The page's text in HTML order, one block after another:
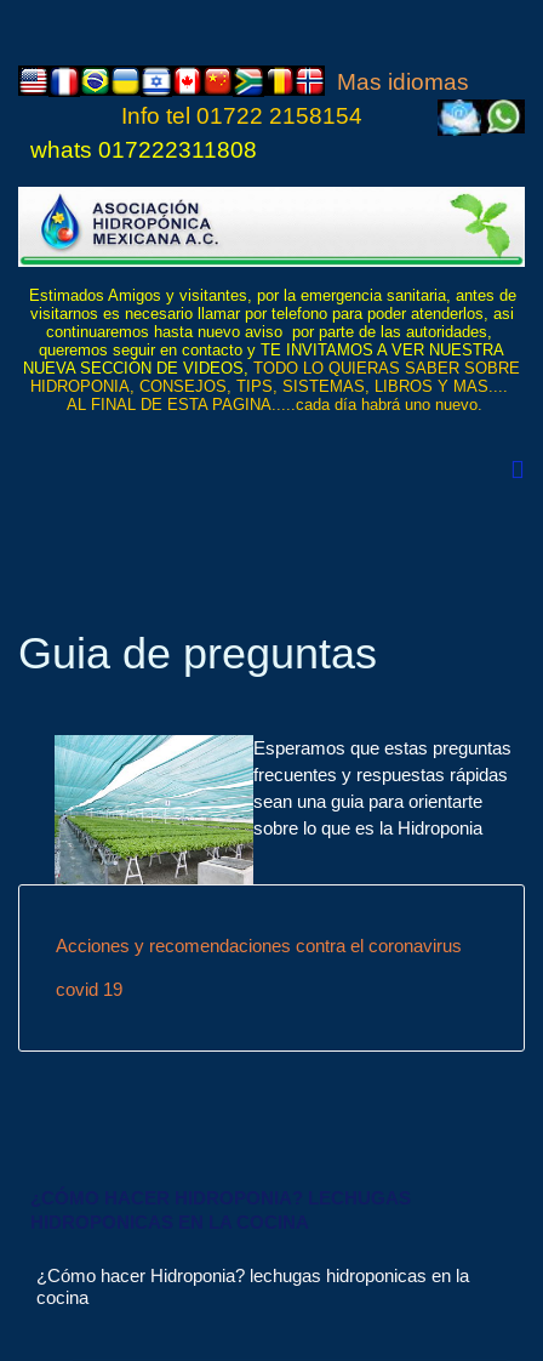
Mas idiomas
Info tel 01722 2158154
whats 017222311808
Estimados Amigos y visitantes, por la emergencia sanitaria, antes de
visitarnos es necesario llamar por telefono para poder atenderlos, asi
continuaremos hasta nuevo aviso por parte de las autoridades,
queremos seguir en contacto y TE INVITAMOS A VER NUESTRA
NUEVA SECCIÓN DE VIDEOS, TODO LO QUIERAS SABER SOBRE
HIDROPONIA, CONSEJOS, TIPS, SISTEMAS, LIBROS Y MAS....
AL FINAL DE ESTA PAGINA.....cada día habrá uno nuevo.
Guia de preguntas
Esperamos que estas preguntas
frecuentes y respuestas rápidas
sean una guia para orientarte
sobre lo que es la Hidroponia
Acciones y recomendaciones contra el coronavirus
covid 19
¿Cómo hacer Hidroponia? lechugas hidroponicas en la
cocina